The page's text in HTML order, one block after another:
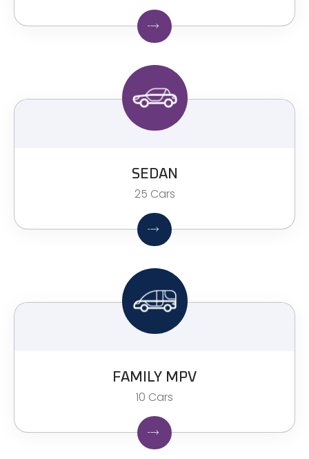
SEDAN
25 Cars
FAMILY MPV​
10 Cars